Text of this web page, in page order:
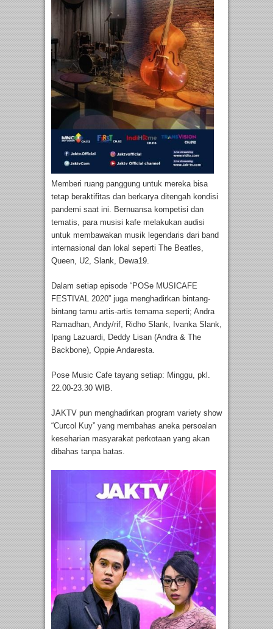
Memberi ruang panggung untuk mereka bisa
tetap beraktifitas dan berkarya ditengah kondisi
pandemi saat ini. Bernuansa kompetisi dan
tematis, para musisi kafe melakukan audisi
untuk membawakan musik legendaris dari band
internasional dan lokal seperti The Beatles,
Queen, U2, Slank, Dewa19.
Dalam setiap episode “POSe MUSICAFE
FESTIVAL 2020” juga menghadirkan bintang-
bintang tamu artis-artis ternama seperti; Andra
Ramadhan, Andy/rif, Ridho Slank, Ivanka Slank,
Ipang Lazuardi, Deddy Lisan (Andra & The
Backbone), Oppie Andaresta.
Pose Music Cafe tayang setiap: Minggu, pkl.
22.00-23.30 WIB.
JAKTV pun menghadirkan program variety show
“Curcol Kuy” yang membahas aneka persoalan
keseharian masyarakat perkotaan yang akan
dibahas tanpa batas.